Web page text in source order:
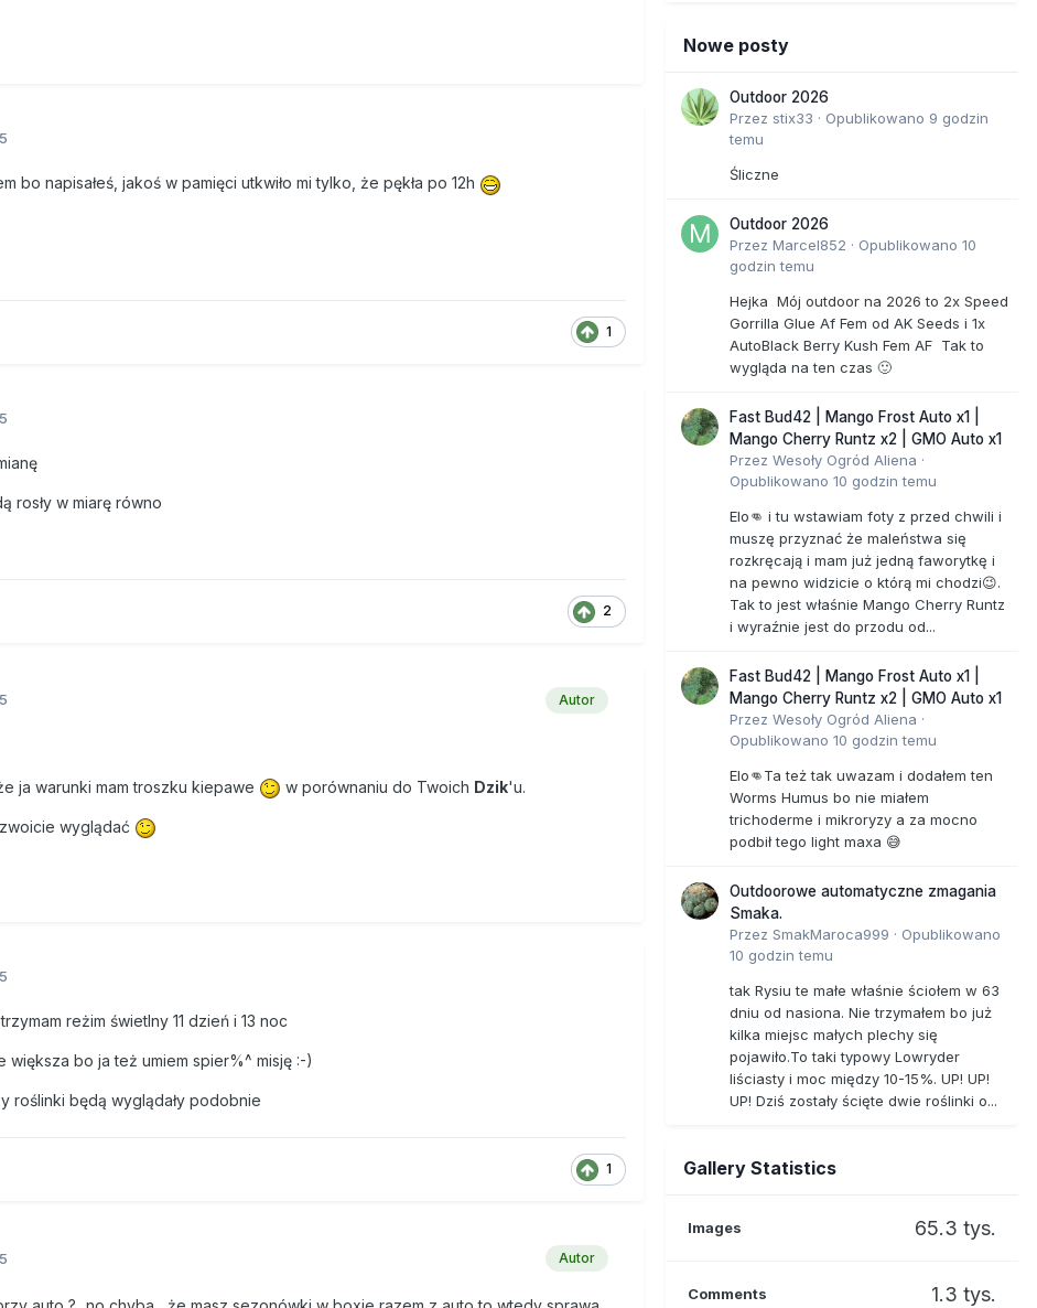
bo napisałeś, jakoś w pamięci utkwiło mi tylko, że pękła po 12h
1
rosły w miarę równo
2
Autor
ja warunki mam troszku kiepawe w porównaniu do Twoich Dzik'u.
wyglądać
reżim świetlny 11 dzień i 13 noc
bo ja też umiem spier%^ misję :-)
roślinki będą wyglądały podobnie
1
Autor
Nowe posty
Outdoor 2026
Przez stix33 · Opublikowano 9 godzin
temu
Śliczne
Outdoor 2026
Przez Marcel852 · Opublikowano 10
godzin temu
Hejka Mój outdoor na 2026 to 2x Speed
Gorrilla Glue Af Fem od AK Seeds i 1x
AutoBlack Berry Kush Fem AF Tak to
wygląda na ten czas 🙂
Fast Bud42 | Mango Frost Auto x1 |
Mango Cherry Runtz x2 | GMO Auto x1
Przez Wesoły Ogród Aliena ·
Opublikowano 10 godzin temu
Elo👊 i tu wstawiam foty z przed chwili i
muszę przyznać że maleństwa się
rozkręcają i mam już jedną faworytkę i
na pewno widzicie o którą mi chodzi😉.
Tak to jest właśnie Mango Cherry Runtz
i wyraźnie jest do przodu od...
Fast Bud42 | Mango Frost Auto x1 |
Mango Cherry Runtz x2 | GMO Auto x1
Przez Wesoły Ogród Aliena ·
Opublikowano 10 godzin temu
Elo👊Ta też tak uwazam i dodałem ten
Worms Humus bo nie miałem
trichoderme i mikroryzy a za mocno
podbił tego light maxa 😅
Outdoorowe automatyczne zmagania
Smaka.
Przez SmakMaroca999 · Opublikowano
10 godzin temu
tak Rysiu te małe właśnie ściołem w 63
dniu od nasiona. Nie trzymałem bo już
kilka miejsc małych plechy się
pojawiło.To taki typowy Lowryder
liściasty i moc między 10-15%. UP! UP!
UP! Dziś zostały ścięte dwie roślinki o...
Gallery Statistics
Images 65.3 tys.
Comments 1.3 tys.